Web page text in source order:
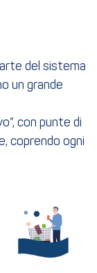
del sistema
un grande
con punte di
coprendo ogni